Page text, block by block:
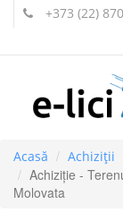
+373 (22)
Acasă Achiziții
Achiziție -
Molovata